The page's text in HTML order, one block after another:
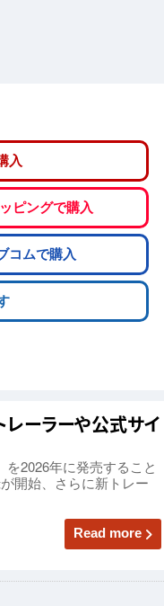
入
ピングで購入
コムで購入
ーラーや公式サイ
2026年に発売すること
開始、さらに新トレー
Read more